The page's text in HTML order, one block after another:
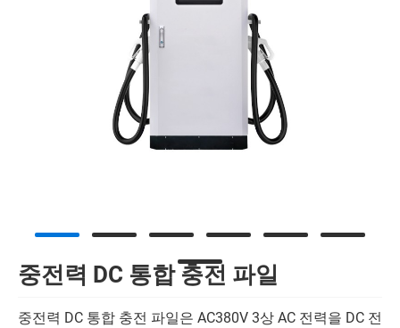
중전력 DC 통합 충전 파일
중전력 DC 통합 충전 파일은 AC380V 3상 AC 전력을 DC 전